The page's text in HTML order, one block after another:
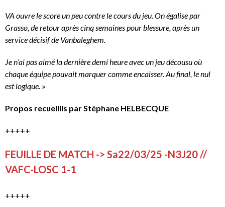
VA ouvre le score un peu contre le cours du jeu. On égalise par
Grasso, de retour après cinq semaines pour blessure, après un
service décisif de Vanbaleghem.
Je n’ai pas aimé la dernière demi heure avec un jeu décousu où
chaque équipe pouvait marquer comme encaisser. Au final, le nul
est logique. »
Propos recueillis par Stéphane HELBECQUE
+++++
FEUILLE DE MATCH -> Sa22/03/25 -N3J20 //
VAFC-LOSC 1-1
+++++